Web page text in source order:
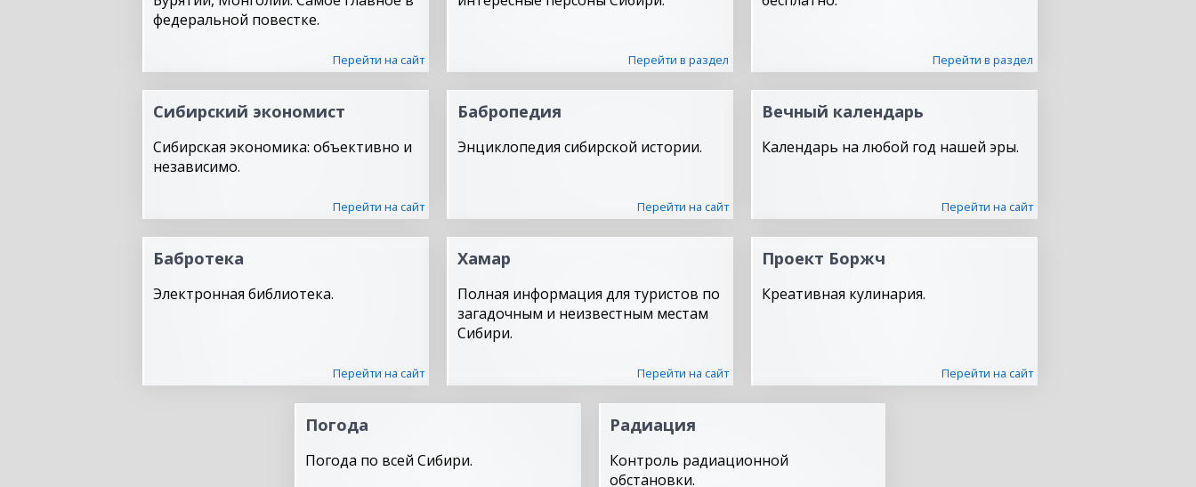
федеральной повестке.
Перейти на сайт Перейти в раздел Перейти в раздел
Сибирский экономист
Сибирская экономика: объективно и
независимо.
Перейти на сайт
Бабропедия
Энциклопедия сибирской истории.
Перейти на сайт
Вечный календарь
Календарь на любой год нашей эры.
Перейти на сайт
Бабротека
Электронная библиотека.
Перейти на сайт
Хамар
Полная информация для туристов по
загадочным и неизвестным местам
Сибири.
Перейти на сайт
Проект Боржч
Креативная кулинария.
Перейти на сайт
Погода
Погода по всей Сибири.
Радиация
Контроль радиационной
обстановки.